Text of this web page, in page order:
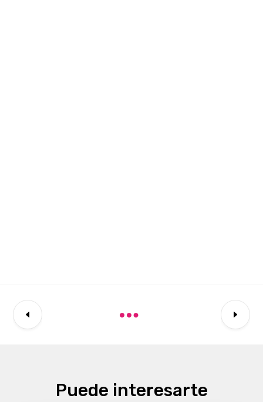
Puede interesarte